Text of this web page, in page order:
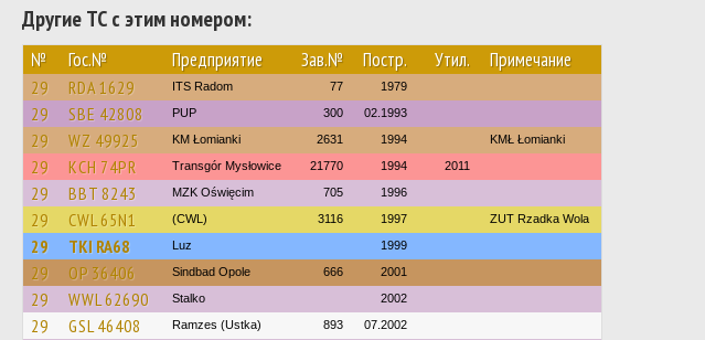
Другие ТС с этим номером:
№ Гос.№ Предприятие Зав.№ Постр. Утил. Примечание
29 RDA 1629 ITS Radom 77 1979
29 SBE 42808 PUP 300 02.1993
29 WZ 49925 KM Łomianki 2631 1994 KMŁ Łomianki
29 KCH 74PR Transgór Mysłowice 21770 1994 2011
29 BBT 8243 MZK Oświęcim 705 1996
29 CWL 65N1 (CWL) 3116 1997 ZUT Rzadka Wola
29 TKI RA68 Luz 1999
29 OP 36406 Sindbad Opole 666 2001
29 WWL 62690 Stalko 2002
29 GSL 46408 Ramzes (Ustka) 893 07.2002